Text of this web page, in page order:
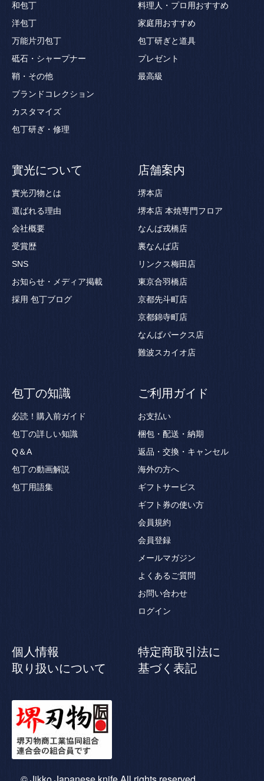
和包丁
洋包丁
万能片刃包丁
砥石・シャープナー
鞘・その他
ブランドコレクション
カスタマイズ
包丁研ぎ・修理
料理人・プロ用おすすめ
家庭用おすすめ
包丁研ぎと道具
プレゼント
最高級
實光について
實光刃物とは
選ばれる理由
会社概要
受賞歴
SNS
お知らせ・メディア掲載
採用 包丁ブログ
店舗案内
堺本店
堺本店 本焼専門フロア
なんば戎橋店
裏なんば店
リンクス梅田店
東京合羽橋店
京都先斗町店
京都錦寺町店
なんばパークス店
難波スカイオ店
包丁の知識
必読！購入前ガイド
包丁の詳しい知識
Q＆A
包丁の動画解説
包丁用語集
ご利用ガイド
お支払い
梱包・配送・納期
返品・交換・キャンセル
海外の方へ
ギフトサービス
ギフト券の使い方
会員規約
会員登録
メールマガジン
よくあるご質問
お問い合わせ
ログイン
個人情報
取り扱いについて
特定商取引法に
基づく表記